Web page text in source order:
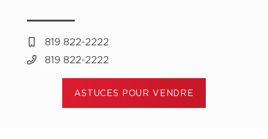
819 822-2222
819 822-2222
ASTUCES POUR VENDRE